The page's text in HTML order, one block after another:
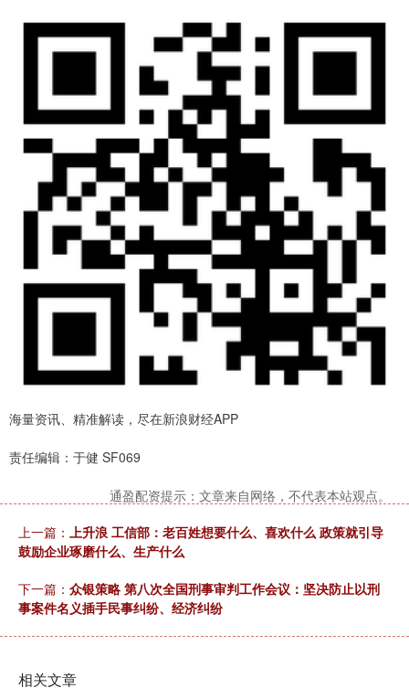
海量资讯、精准解读，尽在新浪财经APP
责任编辑：于健 SF069
通盈配资提示：文章来自网络，不代表本站观点。
上一篇： 上升浪 工信部：老百姓想要什么、喜欢什么 政策就引导
鼓励企业琢磨什么、生产什么
下一篇： 众银策略 第八次全国刑事审判工作会议：坚决防止以刑
事案件名义插手民事纠纷、经济纠纷
相关文章